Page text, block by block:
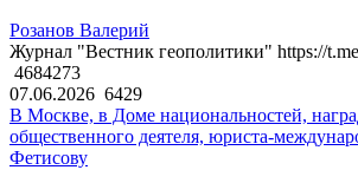
Розанов Валерий
Журнал "Вестник геополитики" https://
4684273
07.06.2026 6429
В Москве, в Доме национальностей,
общественного деятеля, юриста-
Фетисову